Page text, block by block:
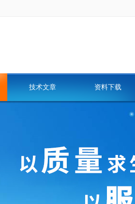
技术文章 资料下载